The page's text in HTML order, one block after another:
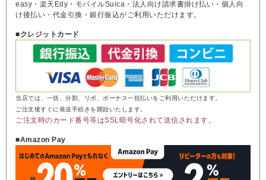
easy・楽天Edy・モバイルSuica・法人向け請求書掛け払い・個人向
け後払い・代金引換・銀行振込がご利用いただけます。
■クレジットカード
当店では、一括、分割、リボ、ボーナス一括払いをご利用いただけます。
ご注文後すぐに発送手続きを開始いたします。
ご注文時のカード番号等はSSL暗号化されて送信されます。
■Amazon Pay